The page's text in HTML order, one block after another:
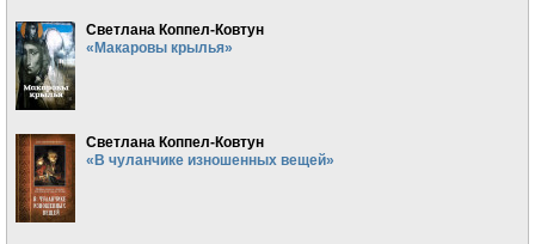
Светлана Коппел-Ковтун
«Макаровы крылья»
Светлана Коппел-Ковтун
«В чуланчике изношенных вещей»